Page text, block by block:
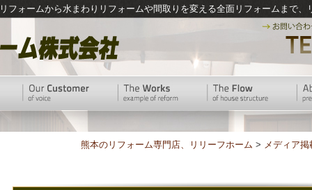
フォームから水まわりリフォームや間取りを変える全面リフォームまで
熊本のリフォーム専門店、リリーフホーム > メディア掲